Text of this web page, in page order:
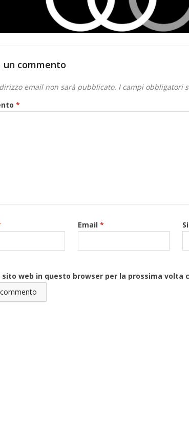
un commento
email non sarà pubblicato. I campi obbligatori
*
Email *
sito web in questo browser per la prossima volta